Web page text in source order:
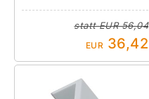
stattEUR 56,04
EUR 36,42